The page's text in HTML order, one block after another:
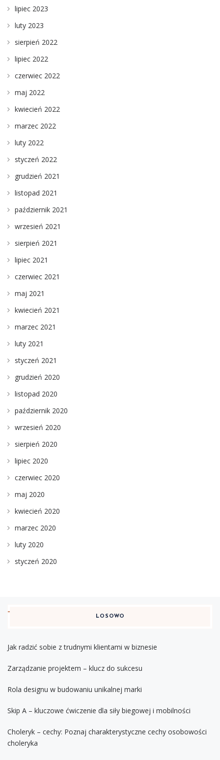
lipiec 2023
luty 2023
sierpień 2022
lipiec 2022
czerwiec 2022
maj 2022
kwiecień 2022
marzec 2022
luty 2022
styczeń 2022
grudzień 2021
listopad 2021
październik 2021
wrzesień 2021
sierpień 2021
lipiec 2021
czerwiec 2021
maj 2021
kwiecień 2021
marzec 2021
luty 2021
styczeń 2021
grudzień 2020
listopad 2020
październik 2020
wrzesień 2020
sierpień 2020
lipiec 2020
czerwiec 2020
maj 2020
kwiecień 2020
marzec 2020
luty 2020
styczeń 2020
LOSOWO
Jak radzić sobie z trudnymi klientami w biznesie
Zarządzanie projektem – klucz do sukcesu
Rola designu w budowaniu unikalnej marki
Skip A – kluczowe ćwiczenie dla siły biegowej i mobilności
Choleryk – cechy: Poznaj charakterystyczne cechy osobowości
choleryka